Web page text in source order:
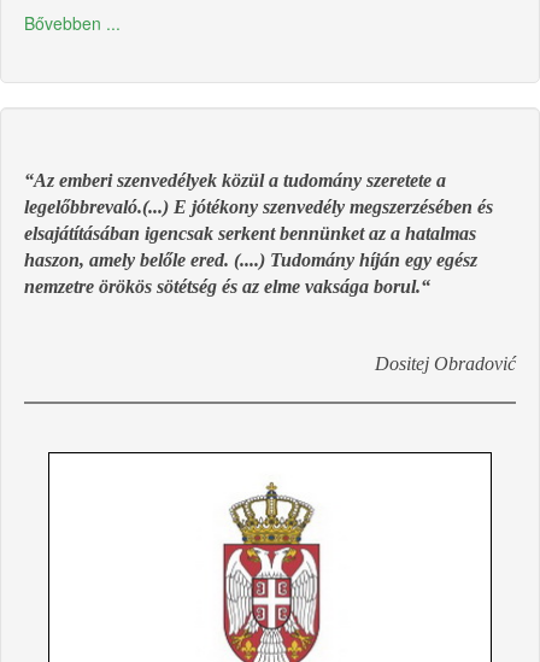
Bővebben ...
“Az emberi szenvedélyek közül a tudomány szeretete a
legelőbbrevaló.(...) E jótékony szenvedély megszerzésében és
elsajátításában igencsak serkent bennünket az a hatalmas
haszon, amely belőle ered. (....) Tudomány híján egy egész
nemzetre örökös sötétség és az elme vaksága borul.“
Dositej Obradović